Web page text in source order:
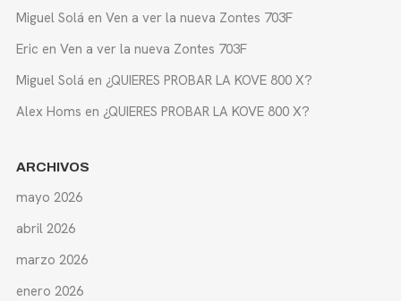
Miguel Solá en Ven a ver la nueva Zontes 703F
Eric en Ven a ver la nueva Zontes 703F
Miguel Solá en ¿QUIERES PROBAR LA KOVE 800 X?
Alex Homs en ¿QUIERES PROBAR LA KOVE 800 X?
ARCHIVOS
mayo 2026
abril 2026
marzo 2026
enero 2026